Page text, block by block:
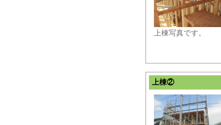
上棟写真です。
上棟②